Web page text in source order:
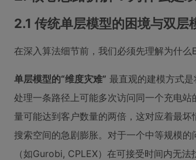
2.1 传统单层模型的困境与双层
在深入算法细节前，我们必须先理解为什么
单层模型的“维度灾难” 最直观的建模方式
处理一条路径上可能多次访问同一个充电
量可能达到客户数量的两倍，这对应着最
搜索空间的急剧膨胀。对于一个中等规模
（如Gurobi, CPLEX）在可接受时间内无法